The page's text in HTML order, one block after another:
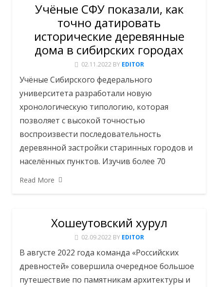
Учёные СФУ показали, как
точно датировать
исторические деревянные
дома в сибирских городах
02.11.2022 BY EDITOR
Учёные Сибирского федерального
университета разработали новую
хронологическую типологию, которая
позволяет с высокой точностью
воспроизвести последовательность
деревянной застройки старинных городов и
населённых пунктов. Изучив более 70
Read More
Хошеутовский хурул
02.09.2022 BY EDITOR
В августе 2022 года команда «Российских
древностей» совершила очередное большое
путешествие по памятникам архитектуры и